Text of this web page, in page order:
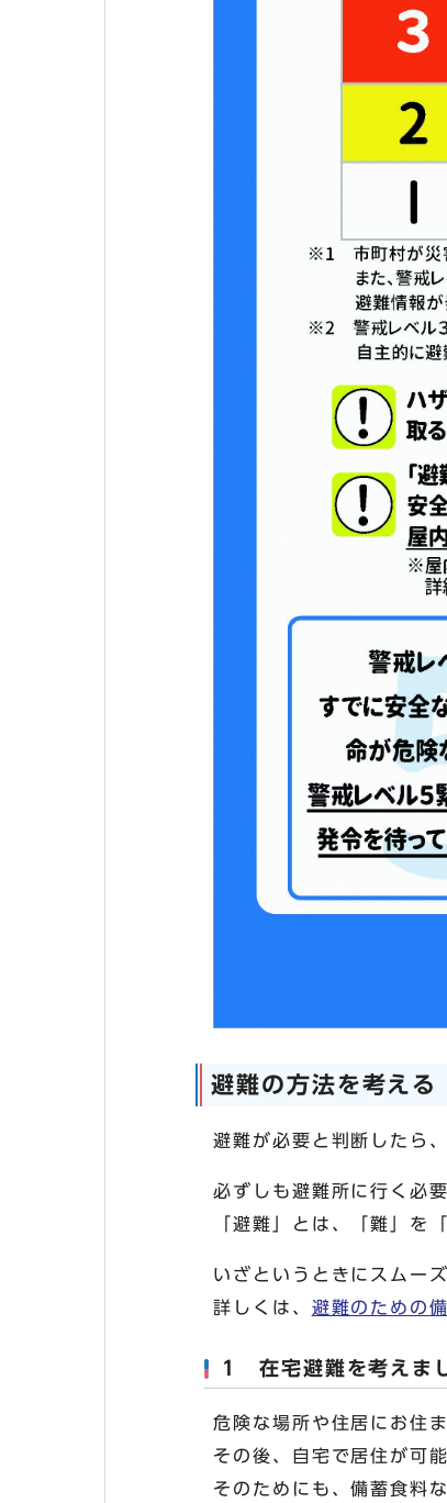
避難の方法を考える
避難が必要と判断したら
必ずしも避難所に行く必
「避難」とは、「難」を
いざというときにスムー
詳しくは、 避難のための
1 在宅避難を考えま
危険な場所や住居にお住
その後、自宅で居住が可
そのためにも、備蓄食料